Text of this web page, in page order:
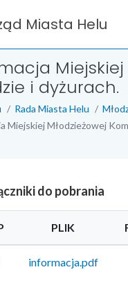
Miasta Helu
Miejskiej
i dyżurach.
Rada Miasta Helu
Miejskiej Młodzieżowej
do pobrania
PLIK
informacja.pdf